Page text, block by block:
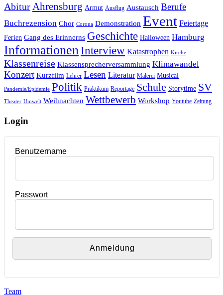
AbiturAhrensburg Armut Ausflug Austausch Berufe
Buchrezension Chor Corona Demonstration Event Feiertage
Ferien Gang des Erinnerns Geschichte Halloween Hamburg
InformationenInterview Katastrophen Kirche
Klassenreise Klassensprecherversammlung Klimawandel
Konzert Kurzfilm Lehrer Lesen Literatur Malerei Musical
Pandemie/Epidemie Politik Praktikum Reportage Schule Storytime SV
Theater Umwelt Weihnachten Wettbewerb Workshop Youtube Zeitung
Login
Benutzername
Passwort
Team